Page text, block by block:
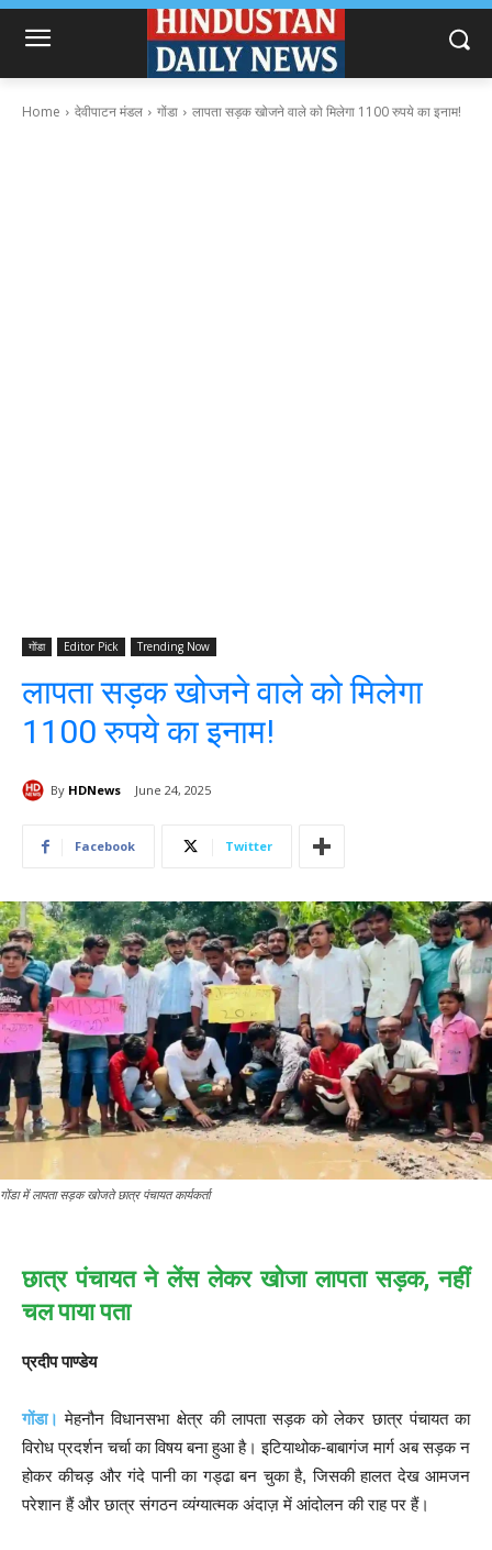
Home देवीपाटन मंडल गोंडा लापता सड़क खोजने वाले को मिलेगा 1100 रुपये का इनाम!
गोंडा Editor Pick Trending Now
लापता सड़क खोजने वाले को मिलेगा
1100 रुपये का इनाम!
By HDNews June 24, 2025
Facebook Twitter
गोंडा में लापता सड़क खोजते छात्र पंचायत कार्यकर्ता
छात्र पंचायत ने लेंस लेकर खोजा लापता सड़क, नहीं
चल पाया पता
प्रदीप पाण्डेय
गोंडा। मेहनौन विधानसभा क्षेत्र की लापता सड़क को लेकर छात्र पंचायत का
विरोध प्रदर्शन चर्चा का विषय बना हुआ है। इटियाथोक-बाबागंज मार्ग अब सड़क न
होकर कीचड़ और गंदे पानी का गड्ढा बन चुका है, जिसकी हालत देख आमजन
परेशान हैं और छात्र संगठन व्यंग्यात्मक अंदाज़ में आंदोलन की राह पर हैं।